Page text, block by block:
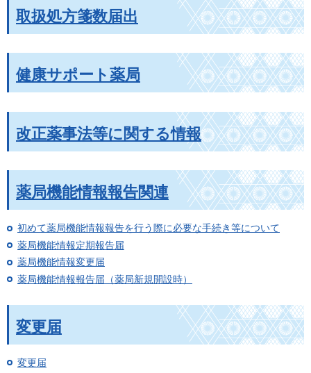
取扱処方箋数届出
健康サポート薬局
改正薬事法等に関する情報
薬局機能情報報告関連
初めて薬局機能情報報告を行う際に必要な手続き等について
薬局機能情報定期報告届
薬局機能情報変更届
薬局機能情報報告届（薬局新規開設時）
変更届
変更届